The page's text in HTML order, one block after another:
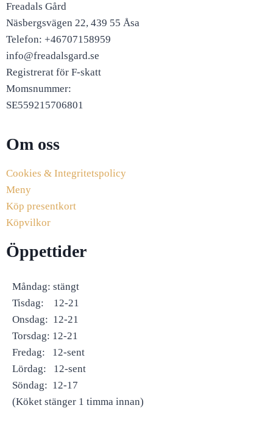
Freadals Gård
Näsbergsvägen 22, 439 55 Åsa
Telefon: +46707158959
info@freadalsgard.se
Registrerat för F-skatt
Momsnummer:
SE559215706801
Om oss
Cookies & Integritetspolicy
Meny
Köp presentkort
Köpvilkor
Öppettider
Måndag: stängt
Tisdag: 12-21
Onsdag: 12-21
Torsdag: 12-21
Fredag: 12-sent
Lördag: 12-sent
Söndag: 12-17
(Köket stänger 1 timma innan)